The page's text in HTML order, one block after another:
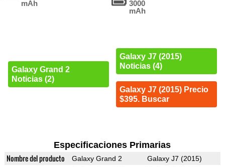
mAh
Galaxy Grand 2
Noticias (2)
3000
mAh
Galaxy J7 (2015)
Noticias (4)
Galaxy J7 (2015) Precio
$395. Buscar
Especificaciones Primarias
Nombre del producto Galaxy Grand 2 Galaxy J7 (2015)